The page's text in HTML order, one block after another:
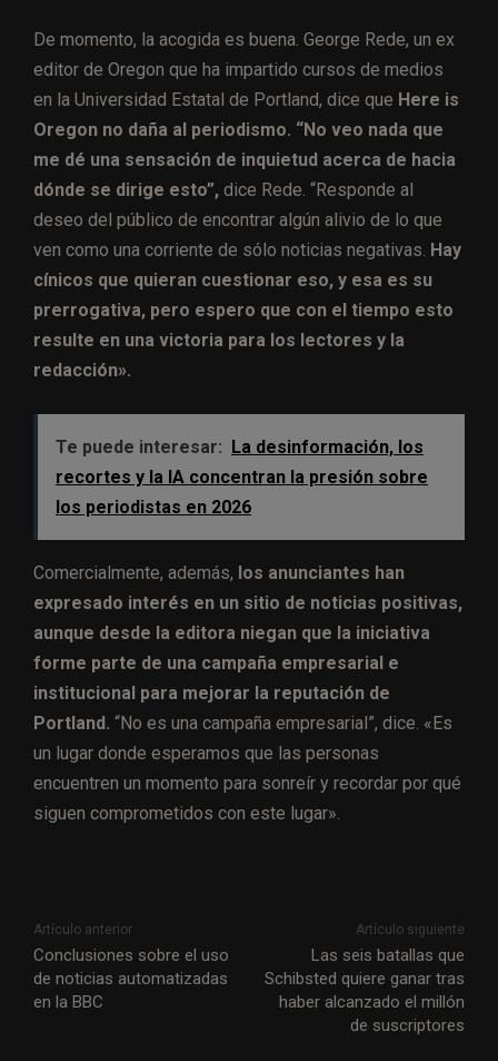
De momento, la acogida es buena. George Rede, un ex
editor de Oregon que ha impartido cursos de medios
en la Universidad Estatal de Portland, dice que Here is
Oregon no daña al periodismo. “No veo nada que
me dé una sensación de inquietud acerca de hacia
dónde se dirige esto”, dice Rede. “Responde al
deseo del público de encontrar algún alivio de lo que
ven como una corriente de sólo noticias negativas. Hay
cínicos que quieran cuestionar eso, y esa es su
prerrogativa, pero espero que con el tiempo esto
resulte en una victoria para los lectores y la
redacción».
Te puede interesar: La desinformación, los
recortes y la IA concentran la presión sobre
los periodistas en 2026
Comercialmente, además, los anunciantes han
expresado interés en un sitio de noticias positivas,
aunque desde la editora niegan que la iniciativa
forme parte de una campaña empresarial e
institucional para mejorar la reputación de
Portland. “No es una campaña empresarial”, dice. «Es
un lugar donde esperamos que las personas
encuentren un momento para sonreír y recordar por qué
siguen comprometidos con este lugar».
Artículo anterior
Conclusiones sobre el uso
de noticias automatizadas
en la BBC
Artículo siguiente
Las seis batallas que
Schibsted quiere ganar tras
haber alcanzado el millón
de suscriptores